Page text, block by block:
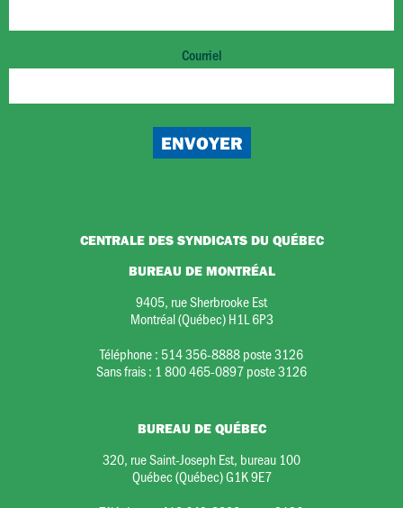
Courriel
CENTRALE DES SYNDICATS DU QUÉBEC
BUREAU DE MONTRÉAL
9405, rue Sherbrooke Est
Montréal (Québec) H1L 6P3
Téléphone : 514 356-8888 poste 3126
Sans frais : 1 800 465-0897 poste 3126
BUREAU DE QUÉBEC
320, rue Saint-Joseph Est, bureau 100
Québec (Québec) G1K 9E7